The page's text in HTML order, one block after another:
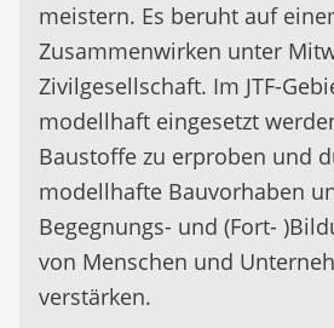
meistern. Es beruht auf
Zusammenwirken unter
Zivilgesellschaft. Im JTF-
modellhaft eingesetzt
Baustoffe zu erproben und
modellhafte Bauvorhaben
Begegnungs- und (Fort-
von Menschen und
verstärken.